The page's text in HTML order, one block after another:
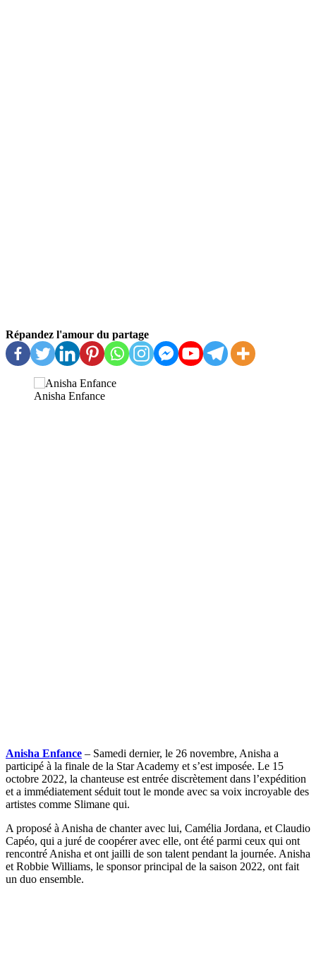
Répandez l'amour du partage
Anisha Enfance
Anisha Enfance – Samedi dernier, le 26 novembre, Anisha a
participé à la finale de la Star Academy et s’est imposée. Le 15
octobre 2022, la chanteuse est entrée discrètement dans l’expédition
et a immédiatement séduit tout le monde avec sa voix incroyable des
artistes comme Slimane qui.
A proposé à Anisha de chanter avec lui, Camélia Jordana, et Claudio
Capéo, qui a juré de coopérer avec elle, ont été parmi ceux qui ont
rencontré Anisha et ont jailli de son talent pendant la journée. Anisha
et Robbie Williams, le sponsor principal de la saison 2022, ont fait
un duo ensemble.